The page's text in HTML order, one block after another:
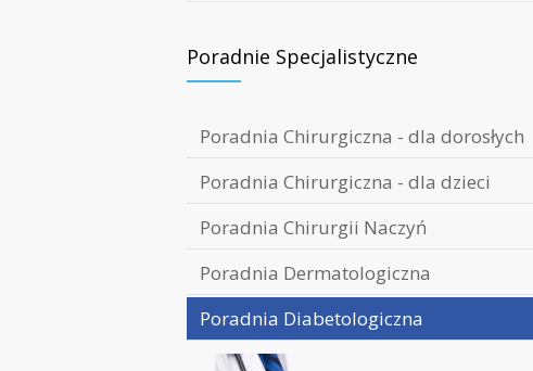
Poradnie Specjalistyczne
Poradnia Chirurgiczna - dla dorosłych
Poradnia Chirurgiczna - dla dzieci
Poradnia Chirurgii Naczyń
Poradnia Dermatologiczna
Poradnia Diabetologiczna